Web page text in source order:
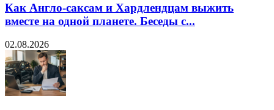
Как Англо-саксам и Хардлендцам выжить
вместе на одной планете. Беседы с...
02.08.2026